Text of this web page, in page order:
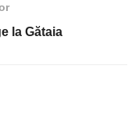
la Gătaia